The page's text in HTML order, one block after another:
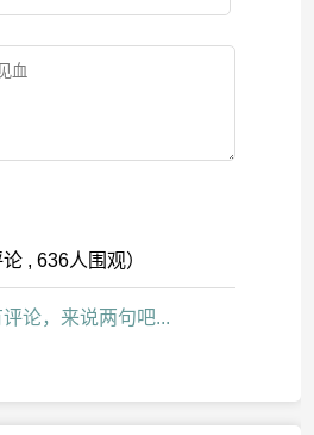
, 636人围观）
论，来说两句吧...